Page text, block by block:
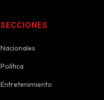
SECCIONES
Nacionales
Política
Entretenimiento